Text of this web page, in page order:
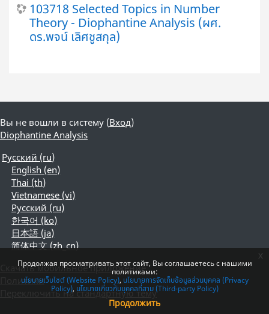
103718 Selected Topics in Number
Theory - Diophantine Analysis (ผศ.
ดร.พจน์ เลิศชูสกุล)
Вы не вошли в систему (Вход)
Diophantine Analysis
Русский ‎(ru)‎
English ‎(en)‎
Thai ‎(th)‎
Vietnamese ‎(vi)‎
Русский ‎(ru)‎
한국어 ‎(ko)‎
日本語 ‎(ja)‎
简体中文 ‎(zh_cn)‎
Скачать мобильное приложение
Политики
Переключить на стандартную тему
Продолжая просматривать этот сайт, Вы соглашаетесь с нашими
политиками:
นโยบายเว็บไซต์ (Website Policy) นโยบายการจัดเก็บข้อมูลส่วนบุคคล (Privacy
Policy) นโยบายเกี่ยวกับบุคคลที่สาม (Third-party Policy)
Продолжить
x